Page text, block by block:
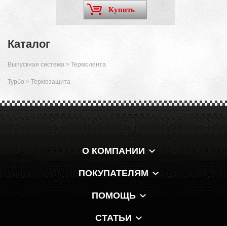
Купить
Каталог
Выпускная система > Термолента
Турбо > Термозащита
О КОМПАНИИ
ПОКУПАТЕЛЯМ
ПОМОЩЬ
СТАТЬИ